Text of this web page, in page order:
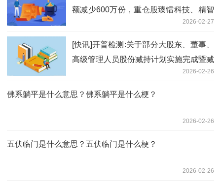
额减少600万份，重仓股臻镭科技、精智
2026-02-27
[快讯]开普检测:关于部分大股东、董事、
高级管理人员股份减持计划实施完成暨减
2026-02-26
佛系躺平是什么意思？佛系躺平是什么梗？
2026-02-26
五伏临门是什么意思？五伏临门是什么梗？
2026-02-26